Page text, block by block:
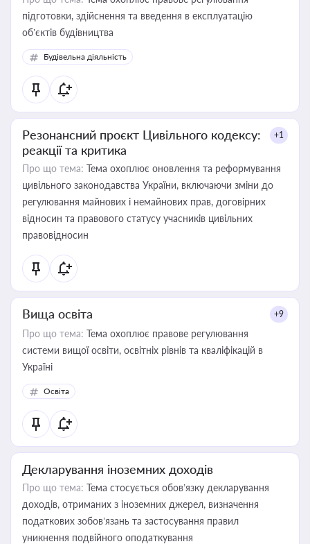
підготовки, здійснення та введення в експлуатацію
об’єктів будівництва
Будівельна діяльність
Резонансний проєкт Цивільного кодексу:
реакції та критика
+1
Про що тема: Тема охоплює оновлення та реформування
цивільного законодавства України, включаючи зміни до
регулювання майнових і немайнових прав, договірних
відносин та правового статусу учасників цивільних
правовідносин
Вища освіта +9
Про що тема: Тема охоплює правове регулювання
системи вищої освіти, освітніх рівнів та кваліфікацій в
Україні
Освіта
Декларування іноземних доходів
Про що тема: Тема стосується обов’язку декларування
доходів, отриманих з іноземних джерел, визначення
податкових зобов’язань та застосування правил
уникнення подвійного оподаткування